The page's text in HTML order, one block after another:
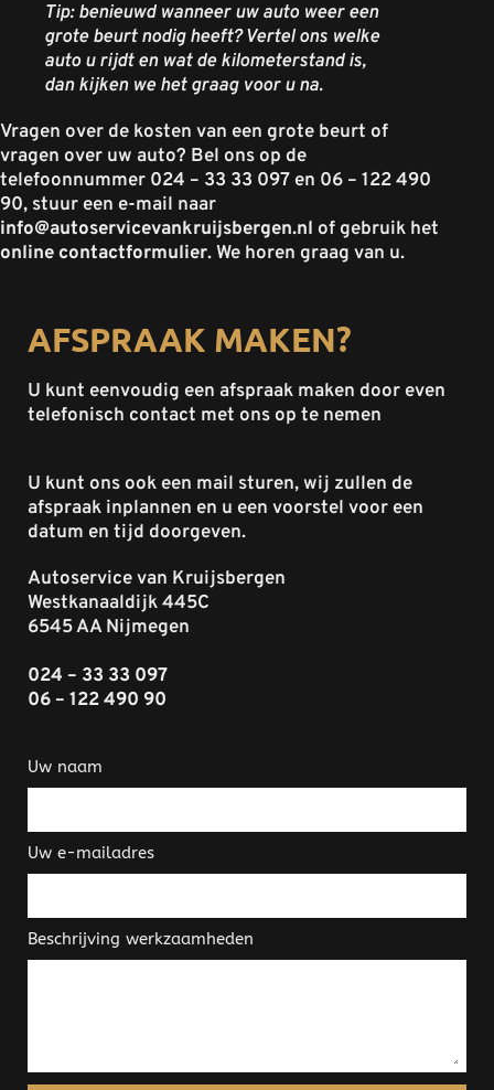
Tip: benieuwd wanneer uw auto weer een
grote beurt nodig heeft? Vertel ons welke
auto u rijdt en wat de kilometerstand is,
dan kijken we het graag voor u na.
Vragen over de kosten van een grote beurt of
vragen over uw auto? Bel ons op de
telefoonnummer 024 – 33 33 097 en 06 – 122 490
90, stuur een e-mail naar
info@autoservicevankruijsbergen.nl of gebruik het
online contactformulier. We horen graag van u.
AFSPRAAK MAKEN?
U kunt eenvoudig een afspraak maken door even
telefonisch contact met ons op te nemen
U kunt ons ook een mail sturen, wij zullen de
afspraak inplannen en u een voorstel voor een
datum en tijd doorgeven.
Autoservice van Kruijsbergen
Westkanaaldijk 445C
6545 AA Nijmegen
024 – 33 33 097
06 – 122 490 90
Uw naam
Uw e-mailadres
Beschrijving werkzaamheden